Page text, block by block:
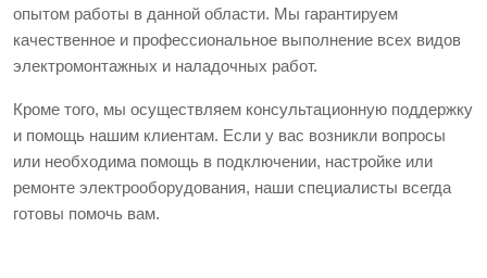
опытом работы в данной области. Мы гарантируем
качественное и профессиональное выполнение всех видов
электромонтажных и наладочных работ.
Кроме того, мы осуществляем консультационную поддержку
и помощь нашим клиентам. Если у вас возникли вопросы
или необходима помощь в подключении, настройке или
ремонте электрооборудования, наши специалисты всегда
готовы помочь вам.